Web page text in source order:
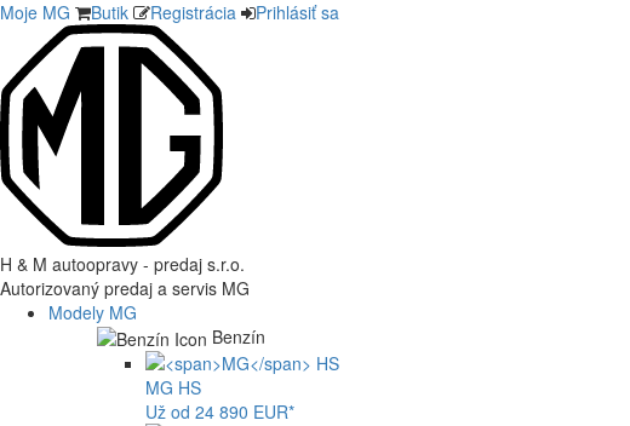
Moje MG Butik Registrácia Prihlásiť sa
H & M autoopravy - predaj s.r.o.
Autorizovaný predaj a servis MG
Modely MG
Benzín
MG HS
Už od 24 890 EUR*